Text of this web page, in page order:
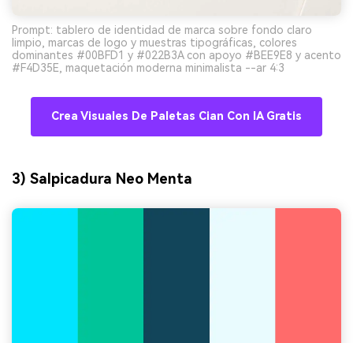
Prompt: tablero de identidad de marca sobre fondo claro
limpio, marcas de logo y muestras tipográficas, colores
dominantes #00BFD1 y #022B3A con apoyo #BEE9E8 y acento
#F4D35E, maquetación moderna minimalista --ar 4:3
Crea Visuales De Paletas Cian Con IA Gratis
3) Salpicadura Neo Menta